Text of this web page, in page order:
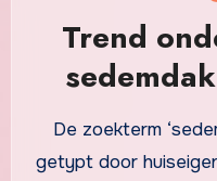
Trend
keuze
De zoekterm
getypt door